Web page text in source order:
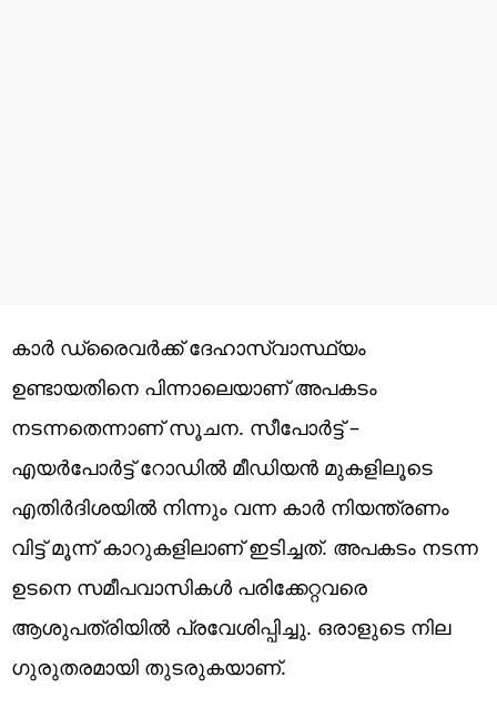
കാർ ഡ്രൈവർക്ക് ദേഹാസ്വാസ്ഥ്യം
ഉണ്ടായതിനെ പിന്നാലെയാണ് അപകടം
നടന്നതെന്നാണ് സൂചന. സീപോർട്ട് –
എയർപോർട്ട് റോഡിൽ മീഡിയൻ മുകളിലൂടെ
എതിർദിശയിൽ നിന്നും വന്ന കാർ നിയന്ത്രണം
വിട്ട് മൂന്ന് കാറുകളിലാണ് ഇടിച്ചത്. അപകടം നടന്ന
ഉടനെ സമീപവാസികൾ പരിക്കേറ്റവരെ
ആശുപത്രിയിൽ പ്രവേശിപ്പിച്ചു. ഒരാളുടെ നില
ഗുരുതരമായി തുടരുകയാണ്.